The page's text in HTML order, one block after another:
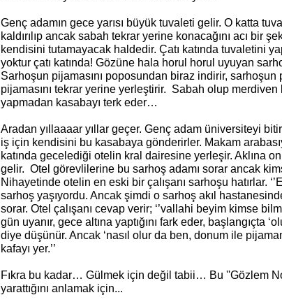
Genç adamın gece yarısı büyük tuvaleti gelir. O katta
kaldırılıp ancak sabah tekrar yerine konacağını acı bir
kendisini tutamayacak haldedir. Çatı katında tuvaletini
yoktur çatı katında! Gözüne hala horul horul uyuyan
Sarhoşun pijamasını poposundan biraz indirir,
pijamasını tekrar yerine yerleştirir. Sabah olup
yapmadan kasabayı terk eder…
Aradan yıllaaaar yıllar geçer. Genç adam üniversiteyi
iş için kendisini bu kasabaya gönderirler. Makam
katında gecelediği otelin kral dairesine yerleşir. Aklına
gelir. Otel görevlilerine bu sarhoş adamı sorar ancak
Nihayetinde otelin en eski bir çalışanı sarhoşu hatırlar.
sarhoş yaşıyordu. Ancak şimdi o sarhoş akıl hastanesinde
sorar. Otel çalışanı cevap verir; ‘’vallahi beyim kimse
gün uyanır, gece altına yaptığını fark eder, başlangıçta
diye düşünür. Ancak ‘nasıl olur da ben, donum ile
kafayı yer.’’
Fıkra bu kadar… Gülmek için değil tabii… Bu ''Gözlem
yarattığını anlamak için...